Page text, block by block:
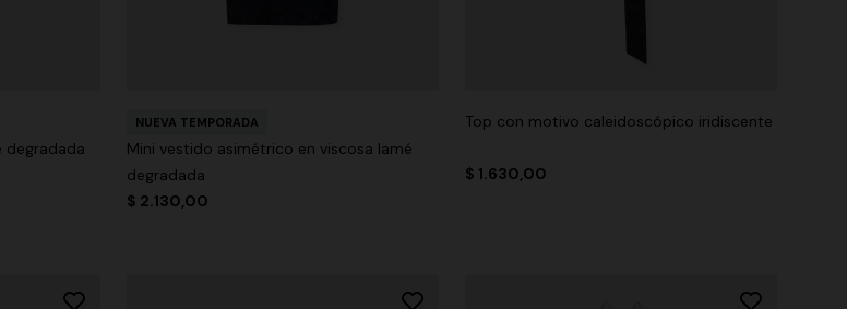
degradada
NUEVA TEMPORADA
Mini vestido asimétrico en viscosa lamé
degradada
$ 2.130,00
Top con motivo caleidoscópico iridiscente
$ 1.630,00